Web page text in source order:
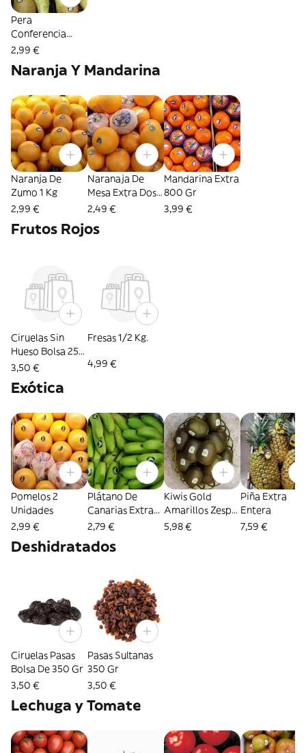
Pera
Conferencia
Rincón Soto 2
2,99 €
Naranja Y Mandarina
Naranja De
Zumo 1 Kg
2,99 €
Naranaja De
Mesa Extra Dos
Unidades
2,49 €
Mandarina Extra
800 Gr
3,99 €
Frutos Rojos
Ciruelas Sin
Hueso Bolsa 250
Gr
3,50 €
Fresas 1/2 Kg.
4,99 €
Exótica
Pomelos 2
Unidades
2,99 €
Plátano De
Canarias Extra
600 Gr
2,79 €
Kiwis Gold
Amarillos Zespri
4 Unidades
5,98 €
Piña Extra
Entera
7,59 €
Deshidratados
Ciruelas Pasas
Bolsa De 350 Gr
3,50 €
Pasas Sultanas
350 Gr
3,50 €
Lechuga y Tomate